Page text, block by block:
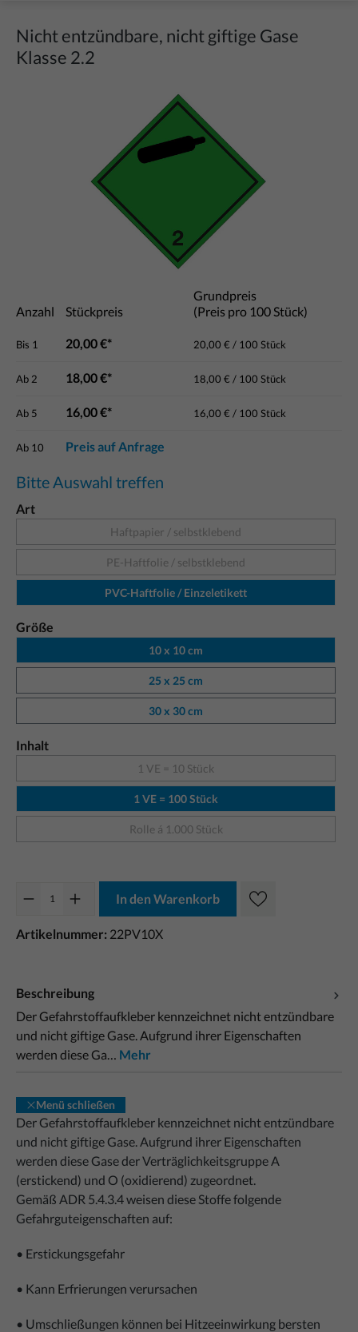
Nicht entzündbare, nicht giftige Gase
Klasse 2.2
Anzahl Stückpreis
Grundpreis
(Preis pro 100 Stück)
Bis 1 20,00 €* 20,00 € / 100 Stück
Ab 2 18,00 €* 18,00 € / 100 Stück
Ab 5 16,00 €* 16,00 € / 100 Stück
Ab 10 Preis auf Anfrage
Bitte Auswahl treffen
Art
Haftpapier / selbstklebend
PE-Haftfolie / selbstklebend
PVC-Haftfolie / Einzeletikett
Größe
10 x 10 cm
25 x 25 cm
30 x 30 cm
Inhalt
1 VE = 10 Stück
1 VE = 100 Stück
Rolle á 1.000 Stück
In den Warenkorb
Artikelnummer: 22PV10X
Beschreibung
Der Gefahrstoffaufkleber kennzeichnet nicht entzündbare
und nicht giftige Gase. Aufgrund ihrer Eigenschaften
werden diese Ga… Mehr
Menü schließen
Der Gefahrstoffaufkleber kennzeichnet nicht entzündbare
und nicht giftige Gase. Aufgrund ihrer Eigenschaften
werden diese Gase der Verträglichkeitsgruppe A
(erstickend) und O (oxidierend) zugeordnet.
Gemäß ADR 5.4.3.4 weisen diese Stoffe folgende
Gefahrguteigenschaften auf:
• Erstickungsgefahr
• Kann Erfrierungen verursachen
• Umschließungen können bei Hitzeeinwirkung bersten